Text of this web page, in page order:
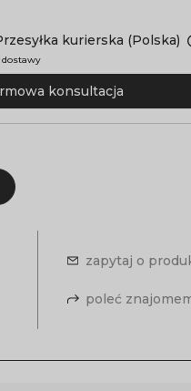
kurierska (Polska)
konsultacja
zapytaj o
poleć